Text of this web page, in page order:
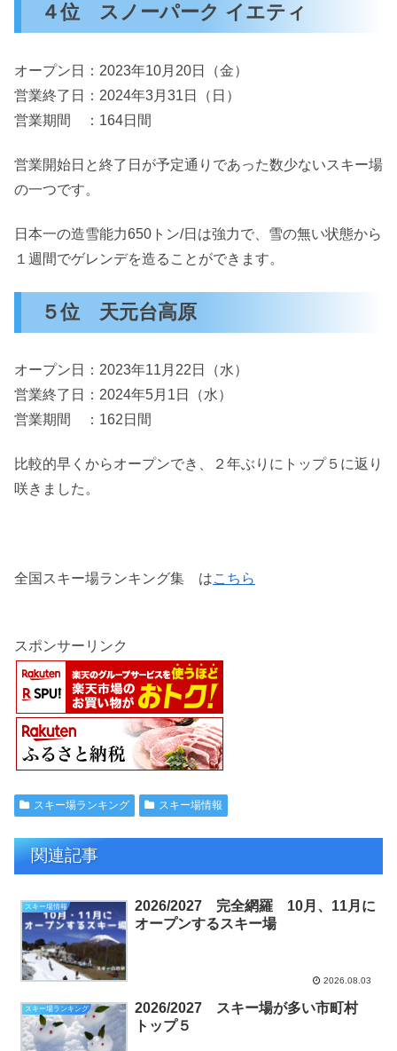
４位 スノーパーク イエティ
オープン日：2023年10月20日（金）
営業終了日：2024年3月31日（日）
営業期間 ：164日間
営業開始日と終了日が予定通りであった数少ないスキー場
の一つです。
日本一の造雪能力650トン/日は強力で、雪の無い状態から
１週間でゲレンデを造ることができます。
５位 天元台高原
オープン日：2023年11月22日（水）
営業終了日：2024年5月1日（水）
営業期間 ：162日間
比較的早くからオープンでき、２年ぶりにトップ５に返り
咲きました。
全国スキー場ランキング集 はこちら
スポンサーリンク
スキー場ランキング スキー場情報
関連記事
スキー場情報
2026/2027 完全網羅 10月、11月に
オープンするスキー場
2026.08.03
スキー場ランキング
2026/2027 スキー場が多い市町村
トップ５